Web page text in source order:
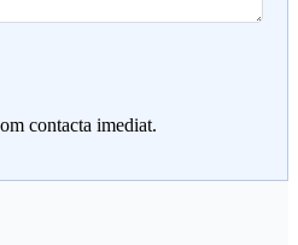
contacta imediat.